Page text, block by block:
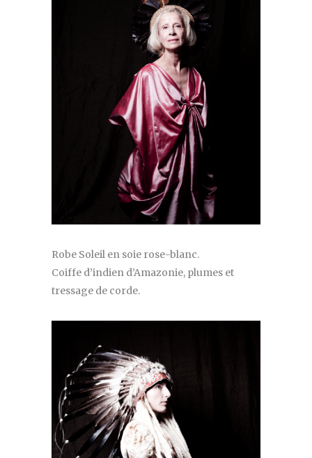
Robe Soleil en soie rose-blanc.
Coiffe d’indien d’Amazonie, plumes et
tressage de corde.